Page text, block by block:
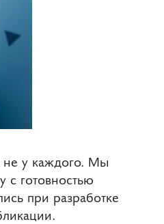
не у каждого. Мы
с готовностью
при разработке